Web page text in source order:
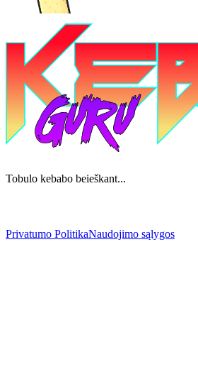
Tobulo kebabo beieškant...
Privatumo PolitikaNaudojimo sąlygos